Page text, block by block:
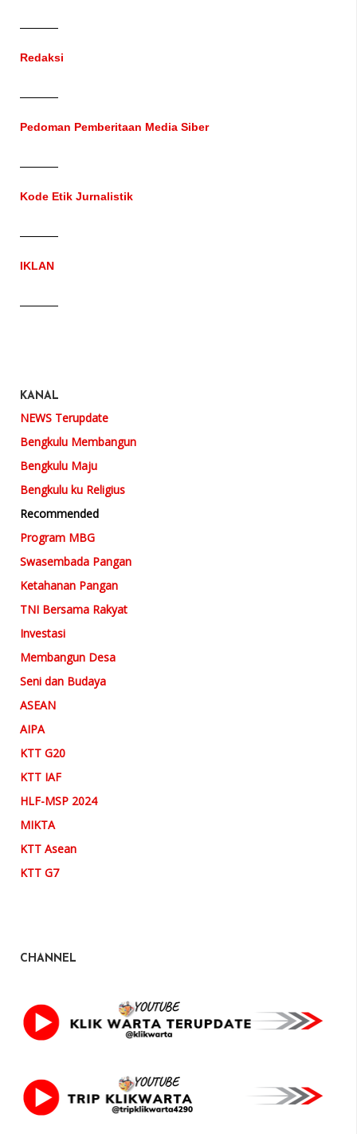
Redaksi
Pedoman Pemberitaan Media Siber
Kode Etik Jurnalistik
IKLAN
KANAL
NEWS Terupdate
Bengkulu Membangun
Bengkulu Maju
Bengkulu ku Religius
Recommended
Program MBG
Swasembada Pangan
Ketahanan Pangan
TNI Bersama Rakyat
Investasi
Membangun Desa
Seni dan Budaya
ASEAN
AIPA
KTT G20
KTT IAF
HLF-MSP 2024
MIKTA
KTT Asean
KTT G7
CHANNEL